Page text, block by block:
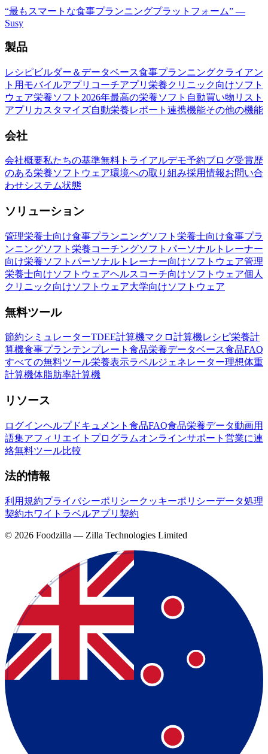
“最もスマートな食事プランニングプラットフォーム” —
Susy
製品
レシピビルダー＆データベース食事プランニングクライアン
ト用モバイルアプリ コーチアプリ 栄養クリニック向けソフト
ウェア栄養ソフト 2026年最高の栄養ソフト 自動買い物リスト
アプリカスタマイズ自動栄養レポート 連携機能その他の機能
会社
会社概要私たちの基準無料トライアルデモ予約ブログ受賞歴
のある栄養ソフトウェア環境への取り組み採用情報お問い合
わせシステム状態
ソリューション
管理栄養士向け食事プランニングソフト 栄養士向け食事プラ
ンニングソフト 栄養コーチングソフト パーソナルトレーナー
向け栄養ソフト パーソナルトレーナー向けソフトウェア管理
栄養士向けソフトウェアヘルスコーチ向けソフトウェア個人
クリニック向けソフトウェア大学向けソフトウェア
無料ツール
節約シミュレーターTDEE計算機マクロ計算機レシピ栄養計
算機食事プランテンプレート 食品栄養データベース食品FAQ
すべての無料ツール栄養表示ラベルジェネレーター理想体重
計算機体脂肪率計算機
リソース
ログインヘルプドキュメント 食品FAQ食品栄養データ動画用
語集アフィリエイトプログラムオンラインサポート 営業に連
絡無料ツール比較
法的情報
利用規約プライバシーポリシークッキーポリシーデータ処理
契約ホワイトラベルアプリ契約
© 2026 Foodzilla — Zilla Technologies Limited